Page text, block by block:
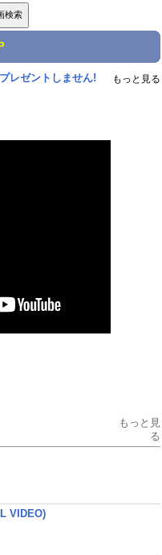
レゼントしません! もっと見る
もっと見
る
VIDEO)